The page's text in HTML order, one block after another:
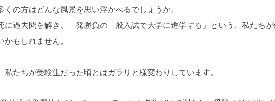
くの方はどんな風景を思い浮かべるでしょうか。
に過去問を解き、一発勝負の一般入試で大学に進学する」という、私たち
もしれません。
たちが受験生だった頃とはガラリと様変わりしています。